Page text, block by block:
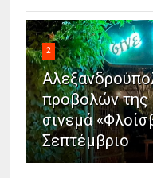
2
προβολών της
σινεμά
Σεπτέμβριο